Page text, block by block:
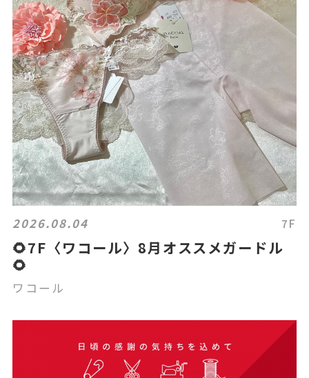
2026.08.04 7F
🌻7F〈ワコール〉8月オススメガードル
🌻
ワコール